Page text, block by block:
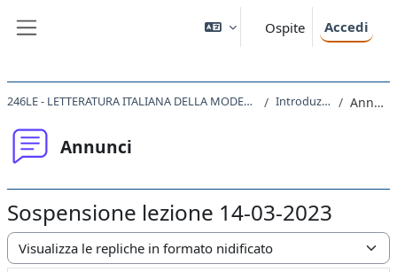
Ospite Accedi
246LE - LETTERATURA ITALIANA DELLA MODERNITA' 2022 Introduzione Annunci
Annunci
Sospensione lezione 14-03-2023
Modalità visualizzazione